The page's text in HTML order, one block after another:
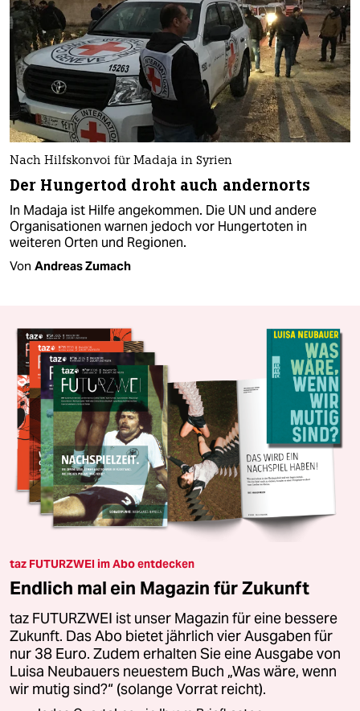
Nach Hilfskonvoi für Madaja in Syrien
Der Hungertod droht auch andernorts
In Madaja ist Hilfe angekommen. Die UN und andere
Organisationen warnen jedoch vor Hungertoten in
weiteren Orten und Regionen.
Von Andreas Zumach
taz FUTURZWEI im Abo entdecken
Endlich mal ein Magazin für Zukunft
taz FUTURZWEI ist unser Magazin für eine bessere
Zukunft. Das Abo bietet jährlich vier Ausgaben für
nur 38 Euro. Zudem erhalten Sie eine Ausgabe von
Luisa Neubauers neuestem Buch „Was wäre, wenn
wir mutig sind?“ (solange Vorrat reicht).